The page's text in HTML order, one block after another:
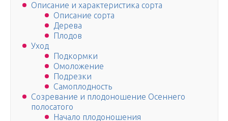
Описание и характеристика сорта
Описание сорта
Дерева
Плодов
Уход
Подкормки
Омоложение
Подрезки
Самоплодность
Созревание и плодоношение Осеннего
полосатого
Начало плодоношения